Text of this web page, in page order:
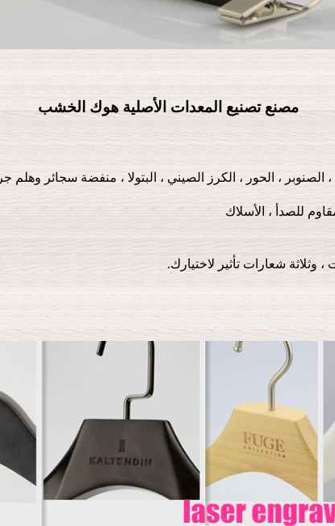
مصنع تصنيع المعدات الأصلية هوك الخشب
شعارات تأثير لاختيارك.